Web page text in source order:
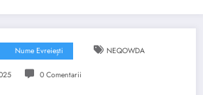
Nume Evreiești NEQOWDA
0 Comentarii